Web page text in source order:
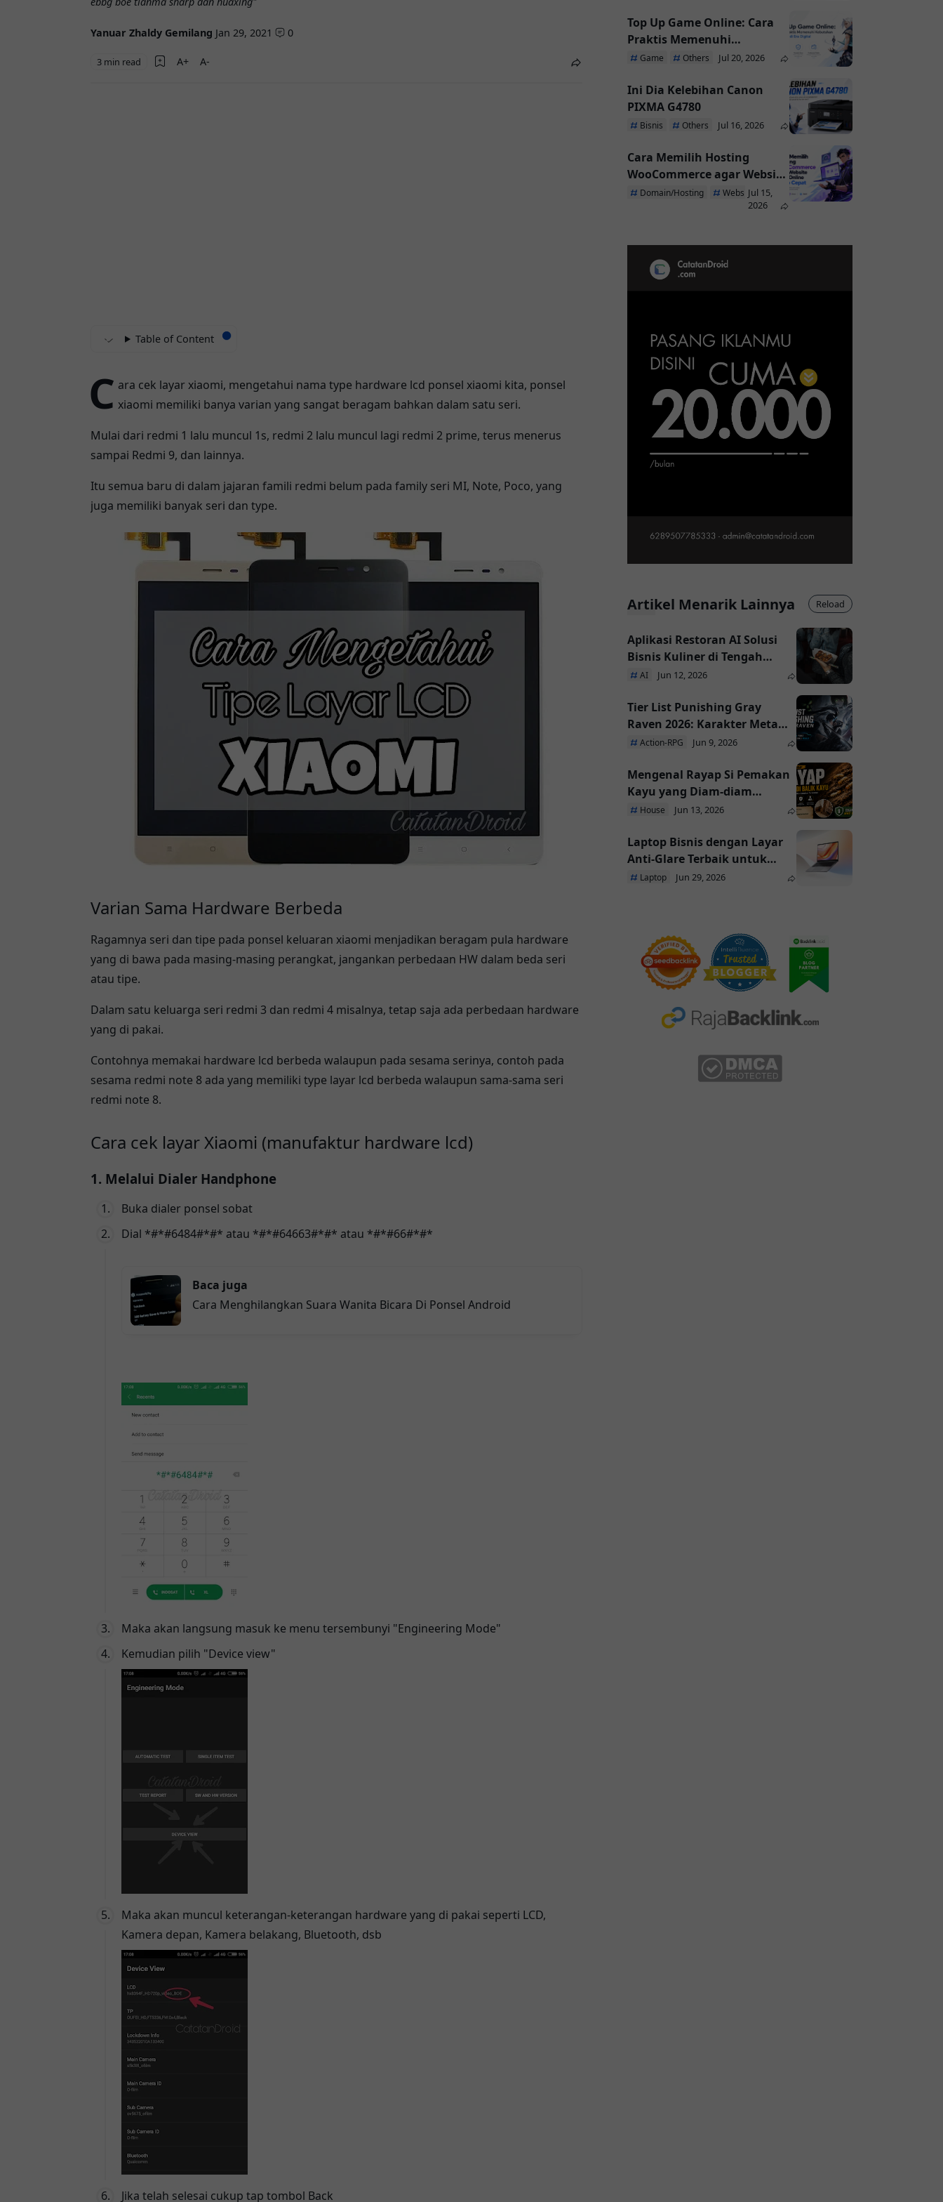
Yanuar Zhaldy Gemilang Jan 29, 2021 0
3 min read
Table of Content
C ara cek layar xiaomi, mengetahui nama type hardware lcd ponsel xiaomi kita, ponsel
xiaomi memiliki banya varian yang sangat beragam bahkan dalam satu seri.
Mulai dari redmi 1 lalu muncul 1s, redmi 2 lalu muncul lagi redmi 2 prime, terus menerus
sampai Redmi 9, dan lainnya.
Itu semua baru di dalam jajaran famili redmi belum pada family seri MI, Note, Poco, yang
juga memiliki banyak seri dan type.
Varian Sama Hardware Berbeda
Ragamnya seri dan tipe pada ponsel keluaran xiaomi menjadikan beragam pula hardware
yang di bawa pada masing-masing perangkat, jangankan perbedaan HW dalam beda seri
atau tipe.
Dalam satu keluarga seri redmi 3 dan redmi 4 misalnya, tetap saja ada perbedaan hardware
yang di pakai.
Contohnya memakai hardware lcd berbeda walaupun pada sesama serinya, contoh pada
sesama redmi note 8 ada yang memiliki type layar lcd berbeda walaupun sama-sama seri
redmi note 8.
Cara cek layar Xiaomi (manufaktur hardware lcd)
1. Melalui Dialer Handphone
Buka dialer ponsel sobat
Dial *#*#6484#*#* atau *#*#64663#*#* atau *#*#66#*#*
Baca juga
Cara Menghilangkan Suara Wanita Bicara Di Ponsel Android
Maka akan langsung masuk ke menu tersembunyi "Engineering Mode"
Kemudian pilih "Device view"
Maka akan muncul keterangan-keterangan hardware yang di pakai seperti LCD,
Kamera depan, Kamera belakang, Bluetooth, dsb
Jika telah selesai cukup tap tombol Back
Top Up Game Online: Cara
Praktis Memenuhi
Kebutuhan Pemain di Era
Game Others Jul 20, 2026
Ini Dia Kelebihan Canon
PIXMA G4780
Bisnis Others Jul 16, 2026
Cara Memilih Hosting
WooCommerce agar Website
Toko Online Tetap Cepat
Domain/Hosting WebsiteJul 15,
2026
Artikel Menarik Lainnya
Aplikasi Restoran AI Solusi
Bisnis Kuliner di Tengah
Banyak yang Tumbang
AI Jun 12, 2026
Tier List Punishing Gray
Raven 2026: Karakter Meta
yang Paling Layak Kamu
Action-RPG Jun 9, 2026
Mengenal Rayap Si Pemakan
Kayu yang Diam-diam
Merusak Rumah
House Jun 13, 2026
Laptop Bisnis dengan Layar
Anti-Glare Terbaik untuk
Kerja di Luar Ruangan
Laptop Jun 29, 2026
Reload